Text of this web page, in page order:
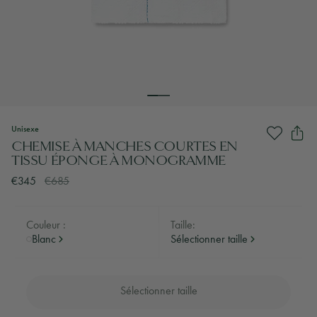
Unisexe
CHEMISE À MANCHES COURTES EN
TISSU ÉPONGE À MONOGRAMME
€345 €685
Couleur :
Blanc
Taille:
Sélectionner taille
Sélectionner taille